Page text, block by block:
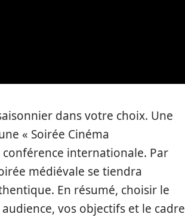
dans votre choix. Une
« Soirée Cinéma
internationale. Par
médiévale se tiendra
En résumé, choisir le
vos objectifs et le cadre